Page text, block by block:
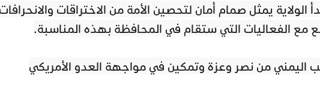
الولاية يمثل صمام أمان لتحصين الأمة من الاختراقات
مع الفعاليات التي ستقام في المحافظة بهذه المناسبة.
اليمني من نصر وعزة وتمكين في مواجهة العدو الأمريكي